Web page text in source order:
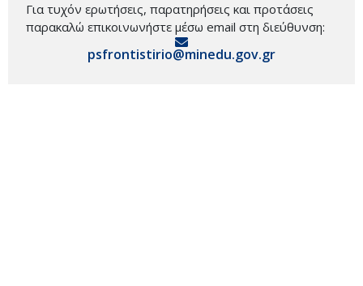
Για τυχόν ερωτήσεις, παρατηρήσεις και προτάσεις
παρακαλώ επικοινωνήστε μέσω email στη διεύθυνση:
psfrontistirio@minedu.gov.gr